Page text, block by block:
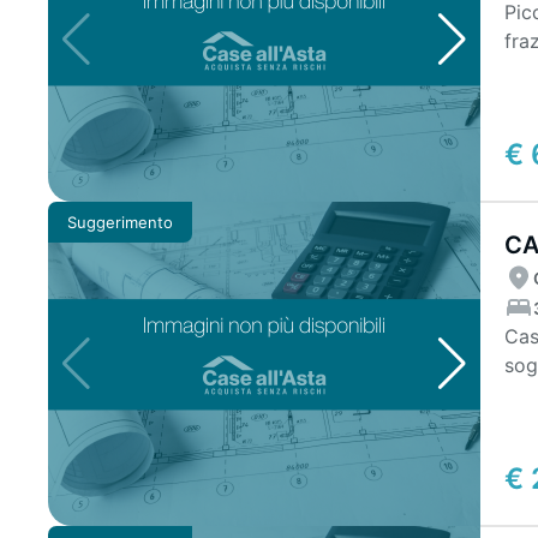
€
Suggerimento
€